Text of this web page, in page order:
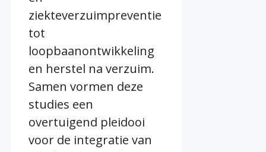
ziekteverzuimpreventie
tot
loopbaanontwikkeling
en herstel na verzuim.
Samen vormen deze
studies een
overtuigend pleidooi
voor de integratie van